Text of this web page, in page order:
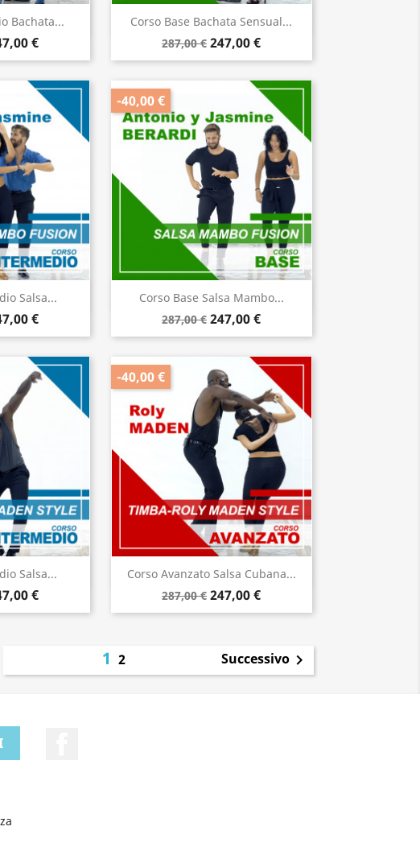
Bachata...
€
Corso Base Bachata Sensual...
287,00 € 247,00 €
Anteprima
Salsa...
€
Corso Base Salsa Mambo...
287,00 € 247,00 €
-40,00 €
Anteprima
Salsa...
€
Corso Avanzato Salsa Cubana...
287,00 € 247,00 €
-40,00 €
Anteprima
1 2 Successivo